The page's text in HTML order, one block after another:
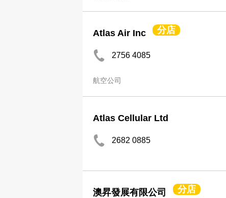
Atlas Air Inc 分店
2756 4085
航空公司
Atlas Cellular Ltd
2682 0885
澳昇發展有限公司 分店